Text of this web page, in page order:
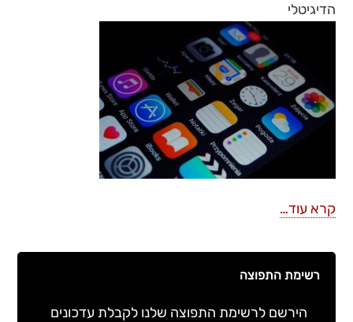
הדיגיטלי
קרא עוד…
רשימת התפוצה
הירשם לרשימת התפוצה שלנו לקבלת עדכונים